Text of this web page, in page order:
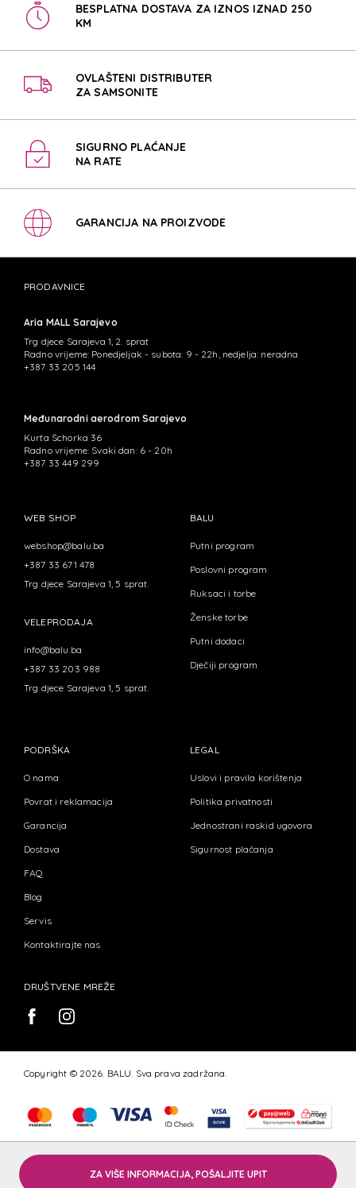
ZA VIŠE INFORMACIJA, POŠALJITE UPIT
BESPLATNA DOSTAVA ZA IZNOS IZNAD 250
KM
OVLAŠTENI DISTRIBUTER
ZA SAMSONITE
SIGURNO PLAĆANJE
NA RATE
GARANCIJA NA PROIZVODE
PRODAVNICE
Aria MALL Sarajevo
Trg djece Sarajeva 1, 2. sprat
Radno vrijeme: Ponedjeljak - subota: 9 - 22h, nedjelja: neradna
+387 33 205 144
Međunarodni aerodrom Sarajevo
Kurta Schorka 36
Radno vrijeme: Svaki dan: 6 - 20h
+387 33 449 299
WEB SHOP
webshop@balu.ba
+387 33 671 478
Trg djece Sarajeva 1, 5 sprat.
VELEPRODAJA
info@balu.ba
+387 33 203 988
Trg djece Sarajeva 1, 5 sprat.
BALU
Putni program
Poslovni program
Ruksaci i torbe
Ženske torbe
Putni dodaci
Dječiji program
PODRŠKA
O nama
Povrat i reklamacija
Garancija
Dostava
FAQ
Blog
Servis
Kontaktirajte nas
LEGAL
Uslovi i pravila korištenja
Politika privatnosti
Jednostrani raskid ugovora
Sigurnost plaćanja
DRUŠTVENE MREŽE
Copyright © 2026. BALU. Sva prava zadržana.